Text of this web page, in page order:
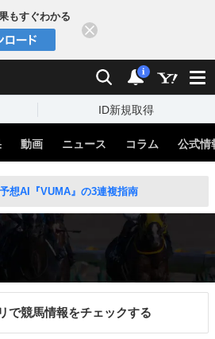
もすぐわかる
検索 通知
i
ID新規取得
動画 ニュース コラム 公式情
予想AI『VUMA』の3連複指南
で競馬情報をチェックする